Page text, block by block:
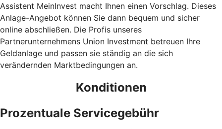
Assistent MeinInvest macht Ihnen einen Vorschlag. Dieses
Anlage-Angebot können Sie dann bequem und sicher
online abschließen. Die Profis unseres
Partnerunternehmens Union Investment betreuen Ihre
Geldanlage und passen sie ständig an die sich
verändernden Marktbedingungen an.
Konditionen
Prozentuale Servicegebühr